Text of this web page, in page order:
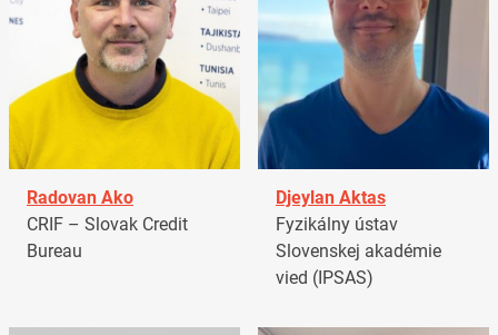
Radovan Ako
CRIF – Slovak Credit
Bureau
Djeylan Aktas
Fyzikálny ústav
Slovenskej akadémie
vied (IPSAS)